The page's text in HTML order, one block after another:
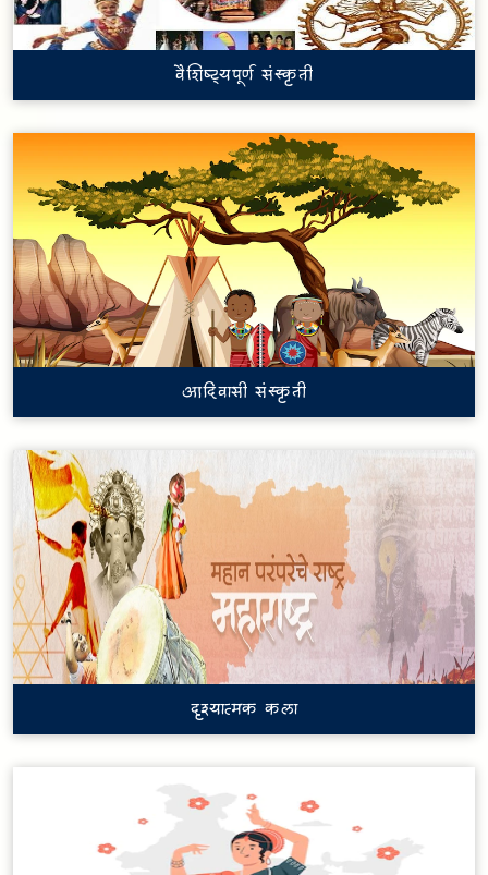
वैशिष्ट्यपूर्ण संस्कृती
आदिवासी संस्कृती
दृश्यात्मक कला